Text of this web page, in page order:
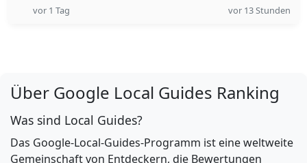
vor 1 Tag vor 13 Stunden
Über Google Local Guides Ranking
Was sind Local Guides?
Das Google-Local-Guides-Programm ist eine weltweite
Gemeinschaft von Entdeckern, die Bewertungen